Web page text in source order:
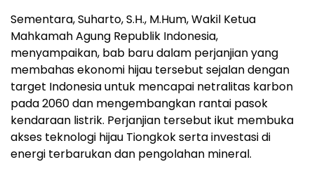
Sementara, Suharto, S.H., M.Hum, Wakil Ketua
Mahkamah Agung Republik Indonesia,
menyampaikan, bab baru dalam perjanjian yang
membahas ekonomi hijau tersebut sejalan dengan
target Indonesiauntuk mencapai netralitas karbon
pada 2060 dan mengembangkan rantai pasok
kendaraan listrik. Perjanjian tersebut ikut membuka
akses teknologi hijau Tiongkok serta investasi di
energi terbarukan dan pengolahan mineral.